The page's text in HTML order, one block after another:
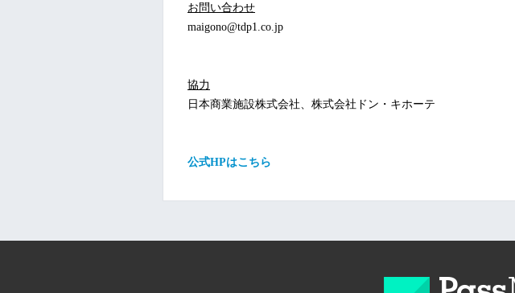
お問い合わせ
maigono@tdp1.co.jp
協力
日本商業施設株式会社、株式会社ドン・キホーテ
公式HPはこちら